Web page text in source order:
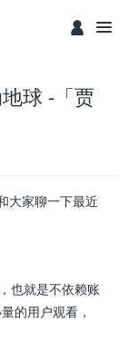
球 -「贾
大家聊一下最近
也就是不依赖账
的用户观看，